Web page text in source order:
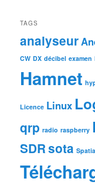
TAGS
analyseur
CW DX décibel examen
Hamnet
Licence Linux
qrp radio raspberry
SDRsota